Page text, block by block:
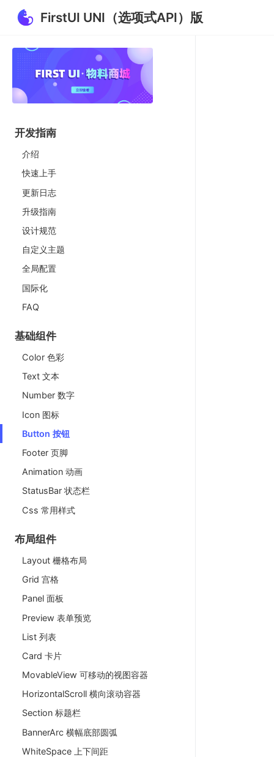
FirstUI UNI（选项式API）版
开发指南
介绍
快速上手
更新日志
升级指南
设计规范
自定义主题
全局配置
国际化
FAQ
基础组件
Color 色彩
Text 文本
Number 数字
Icon 图标
Button 按钮
Footer 页脚
Animation 动画
StatusBar 状态栏
Css 常用样式
布局组件
Layout 栅格布局
Grid 宫格
Panel 面板
Preview 表单预览
List 列表
Card 卡片
MovableView 可移动的视图容器
HorizontalScroll 横向滚动容器
Section 标题栏
BannerArc 横幅底部圆弧
WhiteSpace 上下间距